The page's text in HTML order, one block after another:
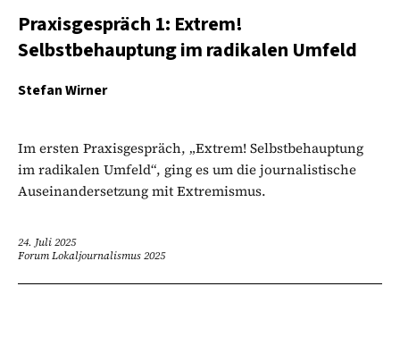
Praxisgespräch 1: Extrem!
Selbstbehauptung im radikalen Umfeld
Stefan Wirner
Im ersten Praxisgespräch, „Extrem! Selbstbehauptung
im radikalen Umfeld“, ging es um die journalistische
Auseinandersetzung mit Extremismus.
24. Juli 2025
Forum Lokaljournalismus 2025